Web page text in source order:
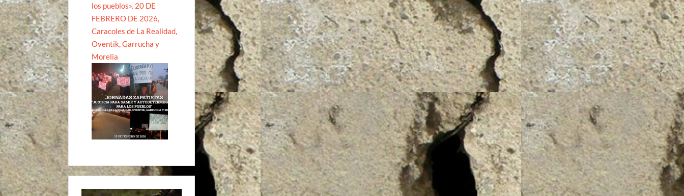
los pueblos». 20 DE
FEBRERO DE 2026,
Caracoles de La Realidad,
Oventik, Garrucha y
Morelia